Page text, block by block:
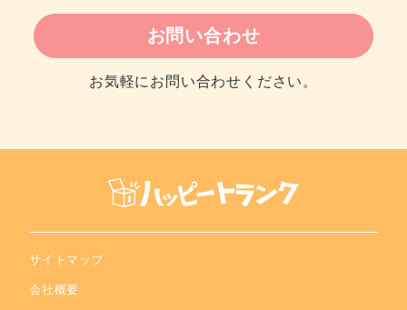
お問い合わせ
お気軽にお問い合わせください。
サイトマップ
会社概要